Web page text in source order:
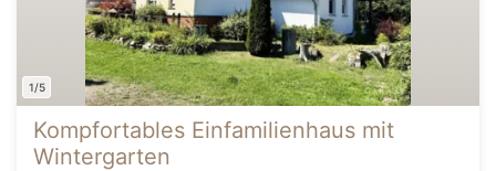
1/5
Kompfortables Einfamilienhaus mit
Wintergarten